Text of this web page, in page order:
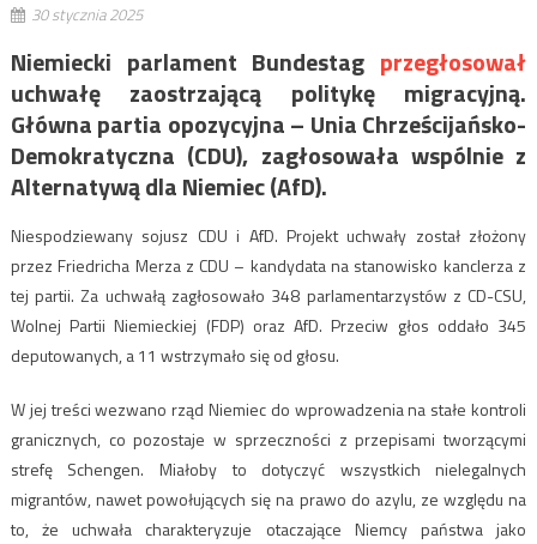
30 stycznia 2025
Niemiecki parlament Bundestag przegłosował
uchwałę zaostrzającą politykę migracyjną.
Główna partia opozycyjna – Unia Chrześcijańsko-
Demokratyczna (CDU), zagłosowała wspólnie z
Alternatywą dla Niemiec (AfD).
Niespodziewany sojusz CDU i AfD. Projekt uchwały został złożony
przez Friedricha Merza z CDU – kandydata na stanowisko kanclerza z
tej partii. Za uchwałą zagłosowało 348 parlamentarzystów z CD-CSU,
Wolnej Partii Niemieckiej (FDP) oraz AfD. Przeciw głos oddało 345
deputowanych, a 11 wstrzymało się od głosu.
W jej treści wezwano rząd Niemiec do wprowadzenia na stałe kontroli
granicznych, co pozostaje w sprzeczności z przepisami tworzącymi
strefę Schengen. Miałoby to dotyczyć wszystkich nielegalnych
migrantów, nawet powołujących się na prawo do azylu, ze względu na
to, że uchwała charakteryzuje otaczające Niemcy państwa jako